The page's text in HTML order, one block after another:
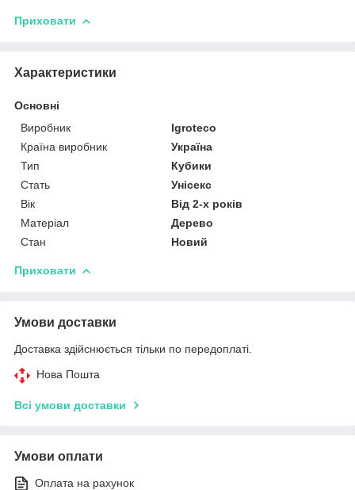
Приховати
Характеристики
Основні
Виробник
Igroteco
Країна виробник
Україна
Тип
Кубики
Стать
Унісекс
Вік
Від 2-х років
Матеріал
Дерево
Стан
Новий
Приховати
Умови доставки
Доставка здійснюється тільки по передоплаті.
Нова Пошта
Всі умови доставки
Умови оплати
Оплата на рахунок